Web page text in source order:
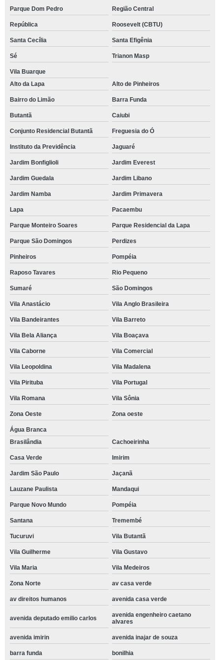
Parque Dom Pedro Região Central
República Roosevelt (CBTU)
Santa Cecília Santa Efigênia
Sé Trianon Masp
Vila Buarque
Alto da Lapa
Alto de Pinheiros
Bairro do Limão Barra Funda
Butantã Caiubi
Conjunto Residencial Butantã Freguesia do Ó
Instituto da Previdência Jaguaré
Jardim Bonfiglioli Jardim Everest
Jardim Guedala Jardim Libano
Jardim Namba Jardim Primavera
Lapa Pacaembu
Parque Monteiro Soares Parque Residencial da Lapa
Parque São Domingos Perdizes
Pinheiros Pompéia
Raposo Tavares Rio Pequeno
Sumaré São Domingos
Vila Anastácio Vila Anglo Brasileira
Vila Bandeirantes Vila Barreto
Vila Bela Aliança Vila Boaçava
Vila Caborne Vila Comercial
Vila Leopoldina Vila Madalena
Vila Pirituba Vila Portugal
Vila Romana Vila Sônia
Zona Oeste Zona oeste
Água Branca
Brasilândia
Cachoeirinha
Casa Verde Imirim
Jardim São Paulo Jaçanã
Lauzane Paulista Mandaqui
Parque Novo Mundo Pompéia
Santana Tremembé
Tucuruvi Vila Butantã
Vila Guilherme Vila Gustavo
Vila Maria Vila Medeiros
Zona Norte av casa verde
av direitos humanos avenida casa verde
avenida deputado emilio carlos
avenida engenheiro caetano
alvares
avenida imirin avenida inajar de souza
barra funda bonilhia